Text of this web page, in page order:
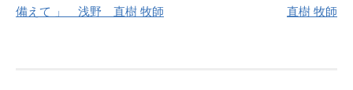
備えて 」 浅野 直樹 牧師
直樹 牧師